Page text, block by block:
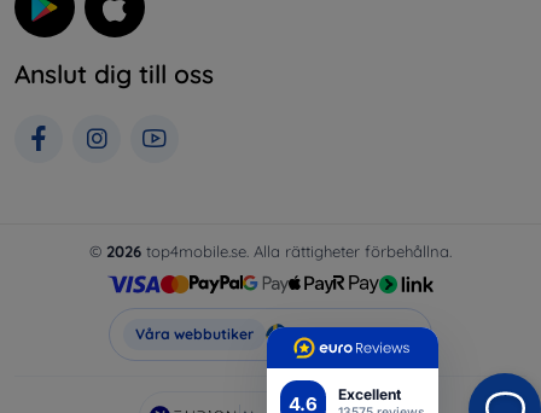
4.6 Excellent
Anslut dig till oss
© 2026 top4mobile.se. Alla rättigheter förbehållna.
Våra webbutiker Top4Mobile.se